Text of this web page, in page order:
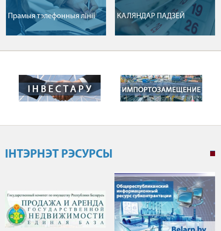
Прамыя тэлефонныя лiнii КАЛЯНДАР ПАДЗЕЙ
ІНТЭРНЭТ РЭСУРСЫ